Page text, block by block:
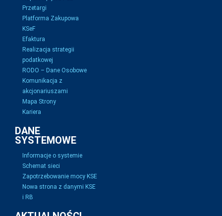
Przetargi
Platforma Zakupowa
KSeF
Efaktura
Realizacja strategii
podatkowej
RODO – Dane Osobowe
Komunikacja z
akcjonariuszami
Mapa Strony
Kariera
DANE
SYSTEMOWE
Informacje o systemie
Schemat sieci
Zapotrzebowanie mocy KSE
Nowa strona z danymi KSE
i RB